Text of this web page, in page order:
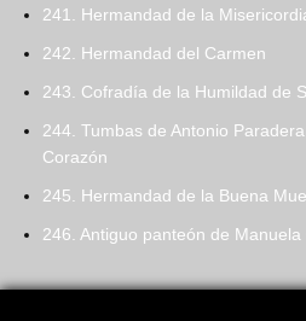
241. Hermandad de la
242. Hermandad del Carmen
243. Cofradía de la Humildad de
244. Tumbas de Antonio
Corazón
245. Hermandad de la Buena
246. Antiguo panteón de